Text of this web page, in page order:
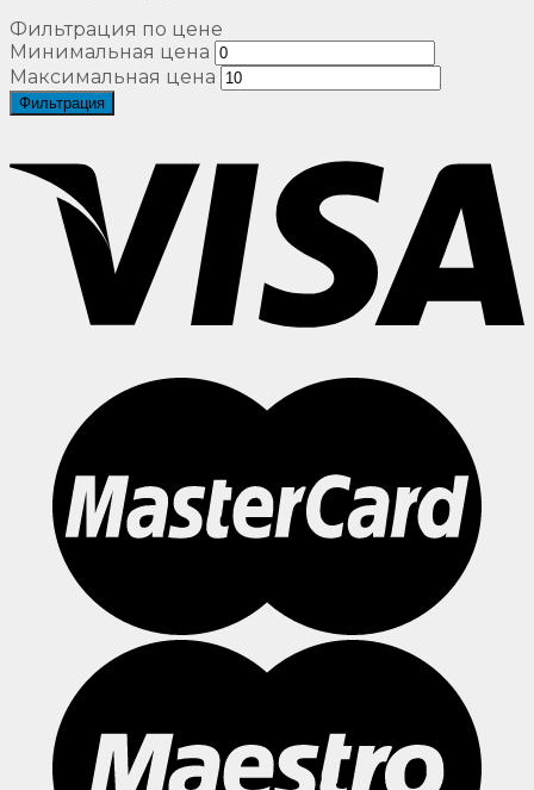
Фильтрация по цене
Минимальная цена
Максимальная цена
Фильтрация